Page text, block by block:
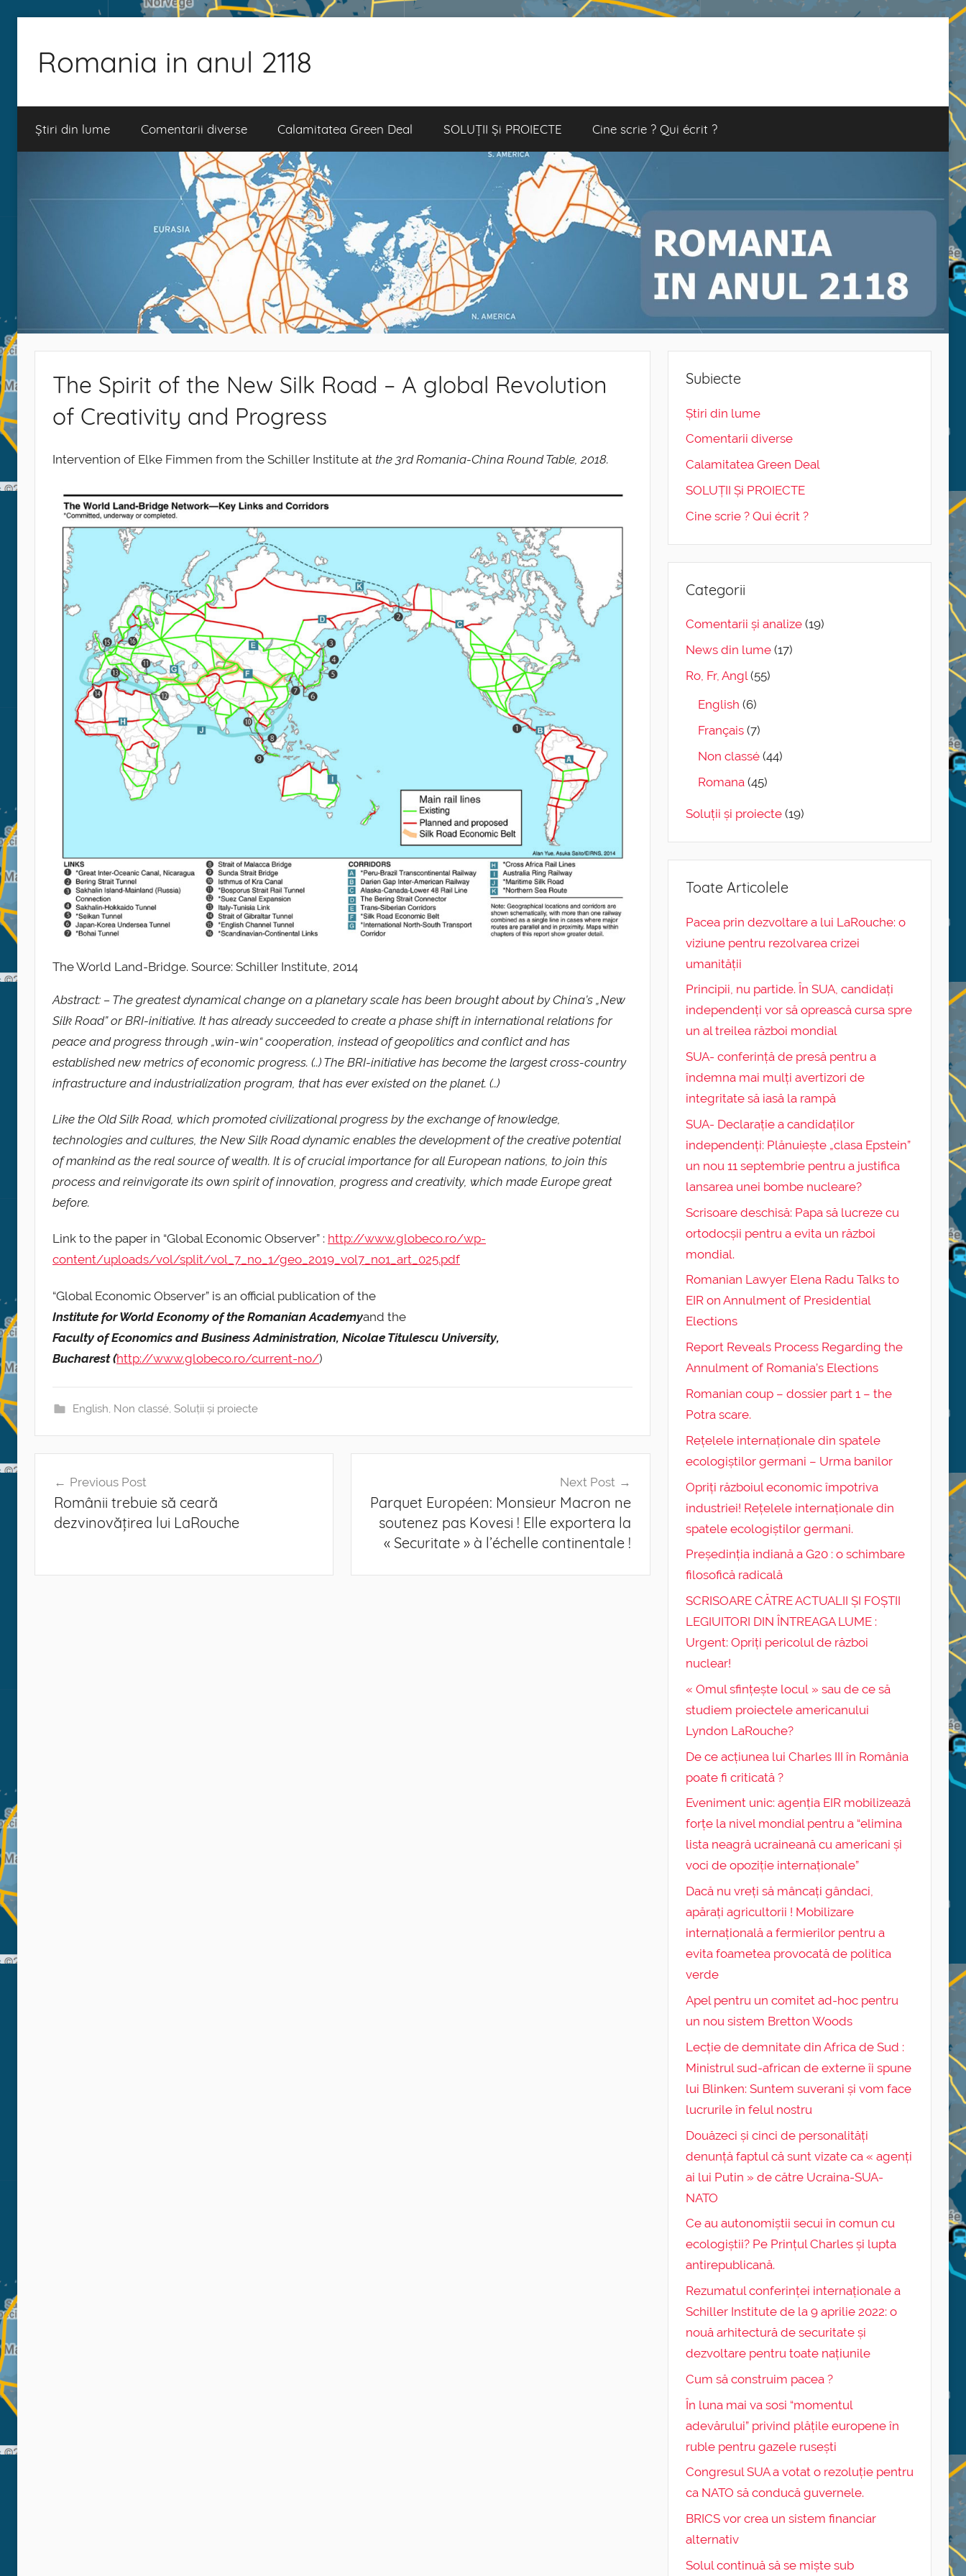
content
Romania in anul 2118
Știri din lume Comentarii diverse Calamitatea Green Deal SOLUȚII Și PROIECTE Cine scrie ? Qui écrit ?
The Spirit of the New Silk Road – A global Revolution
of Creativity and Progress
Intervention of Elke Fimmen from the Schiller Institute at the 3rd Romania-China Round Table, 2018.
The World Land-Bridge. Source: Schiller Institute, 2014
Abstract: – The greatest dynamical change on a planetary scale has been brought about by China’s „New
Silk Road” or BRI-initiative. It has already succeeded to create a phase shift in international relations for
peace and progress through „win-win“ cooperation, instead of geopolitics and conflict and has
established new metrics of economic progress. (..) The BRI-initiative has become the largest cross-country
infrastructure and industrialization program, that has ever existed on the planet. (..)
Like the Old Silk Road, which promoted civilizational progress by the exchange of knowledge,
technologies and cultures, the New Silk Road dynamic enables the development of the creative potential
of mankind as the real source of wealth. It is of crucial importance for all European nations, to join this
process and reinvigorate its own spirit of innovation, progress and creativity, which made Europe great
before.
Link to the paper in “Global Economic Observer” : http://www.globeco.ro/wp-
content/uploads/vol/split/vol_7_no_1/geo_2019_vol7_no1_art_025.pdf
“Global Economic Observer” is an official publication of the
Institute for World Economy of the Romanian Academyand the
Faculty of Economics and Business Administration, Nicolae Titulescu University,
Bucharest (http://www.globeco.ro/current-no/)
English, Non classé, Soluții și proiecte
navigation
Previous Post
Românii trebuie să ceară
dezvinovățirea lui LaRouche
Next Post
Parquet Européen: Monsieur Macron ne
soutenez pas Kovesi ! Elle exportera la
« Securitate » à l’échelle continentale !
Subiecte
Știri din lume
Comentarii diverse
Calamitatea Green Deal
SOLUȚII Și PROIECTE
Cine scrie ? Qui écrit ?
Categorii
Comentarii și analize(19)
News din lume(17)
Ro, Fr, Angl (55)
English (6)
Français(7)
Non classé(44)
Romana(45)
Soluții și proiecte(19)
Toate Articolele
Pacea prin dezvoltare a lui LaRouche: o
viziune pentru rezolvarea crizei
umanității
Principii, nu partide. În SUA, candidați
independenți vor să oprească cursa spre
un al treilea război mondial
SUA- conferință de presă pentru a
îndemna mai mulți avertizori de
integritate să iasă la rampă
SUA- Declarație a candidaților
independenți: Plănuiește „clasa Epstein”
un nou 11 septembrie pentru a justifica
lansarea unei bombe nucleare?
Scrisoare deschisă: Papa să lucreze cu
ortodocșii pentru a evita un război
mondial.
Romanian Lawyer Elena Radu Talks to
EIR on Annulment of Presidential
Elections
Report Reveals Process Regarding the
Annulment of Romania’s Elections
Romanian coup – dossier part 1 – the
Potra scare.
Rețelele internaționale din spatele
ecologiștilor germani – Urma banilor
Opriți războiul economic împotriva
industriei! Rețelele internaționale din
spatele ecologiștilor germani.
Președinția indiană a G20 : o schimbare
filosofică radicală
SCRISOARE CĂTRE ACTUALII ȘI FOȘTII
LEGIUITORI DIN ÎNTREAGA LUME :
Urgent: Opriți pericolul de război
nuclear!
« Omul sfințește locul » sau de ce să
studiem proiectele americanului
Lyndon LaRouche?
De ce acțiunea lui Charles III în România
poate fi criticată ?
Eveniment unic: agenția EIR mobilizează
forțe la nivel mondial pentru a “elimina
lista neagră ucraineană cu americani și
voci de opoziție internaționale”
Dacă nu vreți să mâncați gândaci,
apărați agricultorii ! Mobilizare
internațională a fermierilor pentru a
evita foametea provocată de politica
verde
Apel pentru un comitet ad-hoc pentru
un nou sistem Bretton Woods
Lecție de demnitate din Africa de Sud :
Ministrul sud-african de externe îi spune
lui Blinken: Suntem suverani și vom face
lucrurile în felul nostru
Douăzeci și cinci de personalități
denunță faptul că sunt vizate ca « agenți
ai lui Putin » de către Ucraina-SUA-
NATO
Ce au autonomiștii secui în comun cu
ecologiștii? Pe Prințul Charles și lupta
antirepublicană.
Rezumatul conferinței internaționale a
Schiller Institute de la 9 aprilie 2022: o
nouă arhitectură de securitate și
dezvoltare pentru toate națiunile
Cum să construim pacea ?
În luna mai va sosi “momentul
adevărului” privind plățile europene în
ruble pentru gazele rusești
Congresul SUA a votat o rezoluție pentru
ca NATO să conducă guvernele.
BRICS vor crea un sistem financiar
alternativ
Solul continuă să se miște sub